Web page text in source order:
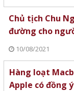
Chủ tịch Chu
đường cho
10/08/2021
Hàng loạt
Apple có đồng